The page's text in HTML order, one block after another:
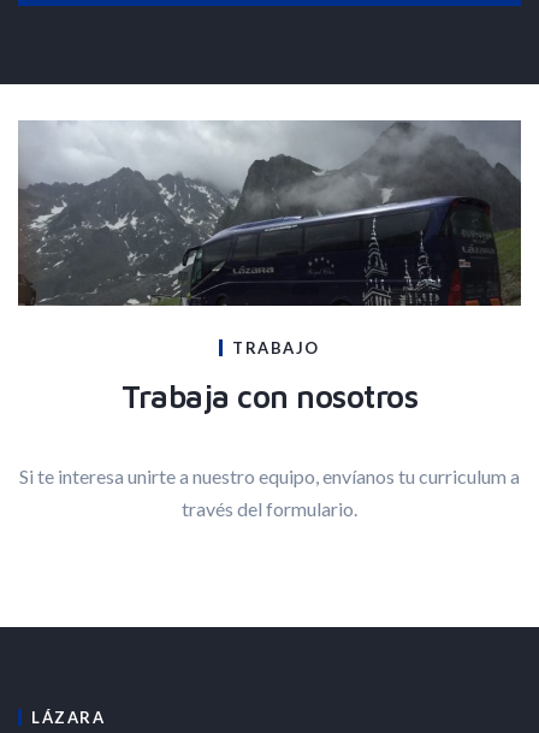
TRABAJO
Trabaja con nosotros
Si te interesa unirte a nuestro equipo, envíanos tu curriculum a
través del formulario.
LÁZARA